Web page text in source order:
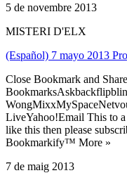
5 de novembre 2013
MISTERI D'ELX
(Español) 7 mayo 2013
Close Bookmark and
LiveYahoo!Email This to
like this then please
Bookmarkify™ More »
7 de maig 2013